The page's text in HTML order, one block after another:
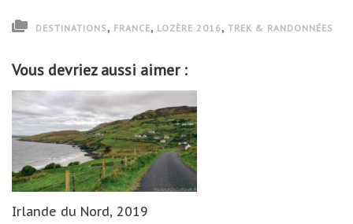
DESTINATIONS, FRANCE, LOZÈRE 2016, TREK & RANDONNÉES
Vous devriez aussi aimer :
Irlande du Nord, 2019